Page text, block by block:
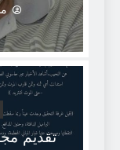
تقديم